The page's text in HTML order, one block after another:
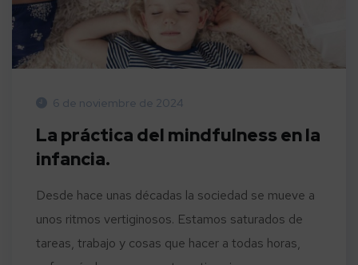
6 de noviembre de 2024
La práctica del mindfulness en la
infancia.
Desde hace unas décadas la sociedad se mueve a
unos ritmos vertiginosos. Estamos saturados de
tareas, trabajo y cosas que hacer a todas horas,